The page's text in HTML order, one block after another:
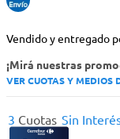
Vendido y entregado
¡Mirá nuestras
VER CUOTAS Y MEDIOS
3 Cuotas Sin